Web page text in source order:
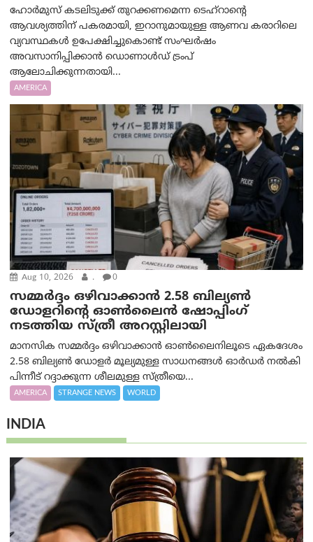
ഹോർമുസ് കടലിടുക്ക് തുറക്കണമെന്ന ടെഹ്‌റാന്റെ
ആവശ്യത്തിന് പകരമായി, ഇറാനുമായുള്ള ആണവ കരാറിലെ
വ്യവസ്ഥകൾ ഉപേക്ഷിച്ചുകൊണ്ട് സംഘർഷം
അവസാനിപ്പിക്കാൻ ഡൊണാൾഡ് ട്രംപ്
ആലോചിക്കുന്നതായി...
AMERICA
Aug 10, 2026 . 0
സമ്മര്‍ദ്ദം ഒഴിവാക്കാന്‍ 2.58 ബില്യൺ
ഡോളറിന്റെ ഓണ്‍ലൈന്‍ ഷോപ്പിംഗ്
നടത്തിയ സ്ത്രീ അറസ്റ്റിലായി
മാനസിക സമ്മര്‍ദ്ദം ഒഴിവാക്കാന്‍ ഓണ്‍ലൈനിലൂടെ ഏകദേശം
2.58 ബില്യൺ ഡോളർ മൂല്യമുള്ള സാധനങ്ങള്‍ ഓര്‍ഡര്‍ നല്‍കി
പിന്നീട് റദ്ദാക്കുന്ന ശീലമുള്ള സ്ത്രീയെ...
AMERICA STRANGE NEWS WORLD
INDIA